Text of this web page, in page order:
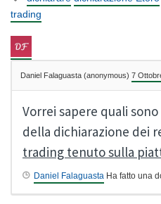
trading
Daniel Falaguasta (anonymous) 7
Vorrei sapere quali
della dichiarazione dei
trading tenuto sulla
Daniel Falaguasta Ha fatto una